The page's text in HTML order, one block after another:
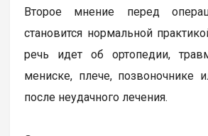
Второе мнение перед
становится нормальной
речь идет об ортопедии,
мениске, плече, позвоночнике
после неудачного лечения.